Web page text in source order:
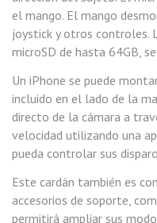
el mango. El mango
joystick y otros controles.
microSD de hasta 64GB,
Un iPhone se puede
incluido en el lado de la
directo de la cámara a
velocidad utilizando una
pueda controlar sus
Este cardán también es
accesorios de soporte,
permitirá ampliar sus